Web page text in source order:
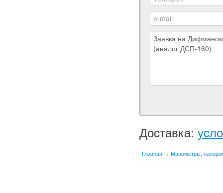
Доставка:
Главная → Манометры,